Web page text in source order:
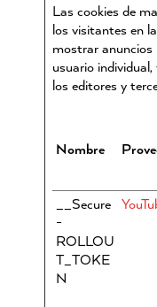
Las cookies de
los visitantes en
mostrar
usuario
los editores y
Nombre
__Secure
-
ROLLOU
T_TOKE
N